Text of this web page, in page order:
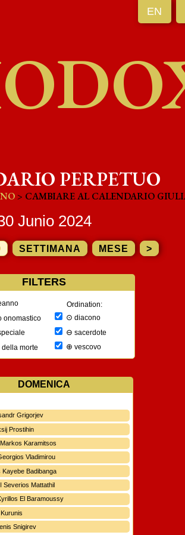
EN
PERPETUO
> CAMBIARE AL CALENDARIO
Junio 2024
SETTIMANA MESE >
FILTERS
onomastico
morte
Ordination:
⊙ diacono
⊖ sacerdote
⊕ vescovo
DOMENICA
Grigorjev
Prostihin
Karamitsos
Vladimirou
Kayebe Badibanga
Severios Mattathil
El Baramoussy
Snigirev